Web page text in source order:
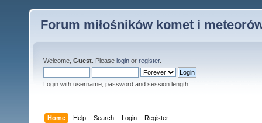
Forum miłośników komet i
Welcome, Guest . Please login or register.
Login with username, password and session length
Home Help Search Login Register